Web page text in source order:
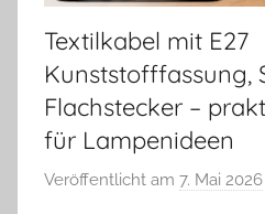
Textilkabel mit E27
Kunststofffassung,
Flachstecker –
für Lampenideen
Veröffentlicht am 7. Mai 2026